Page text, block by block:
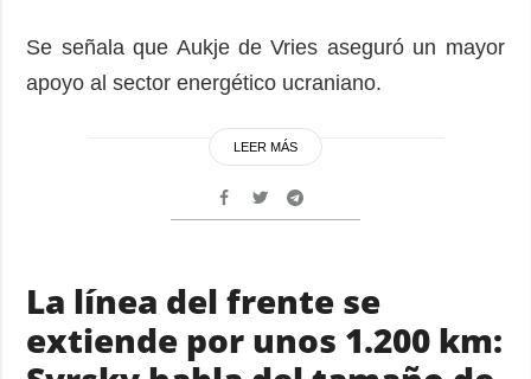
Se señala que Aukje de Vries aseguró un mayor
apoyo al sector energético ucraniano.
LEER MÁS
La línea del frente se
extiende por unos 1.200 km: